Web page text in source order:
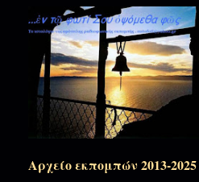
Ο
Αρχείο εκπομπών 2013-2025